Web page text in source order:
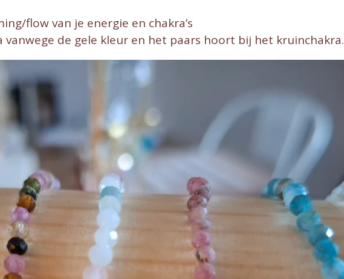
flow van je energie en chakra’s
de gele kleur en het paars hoort bij het kruinchakra.